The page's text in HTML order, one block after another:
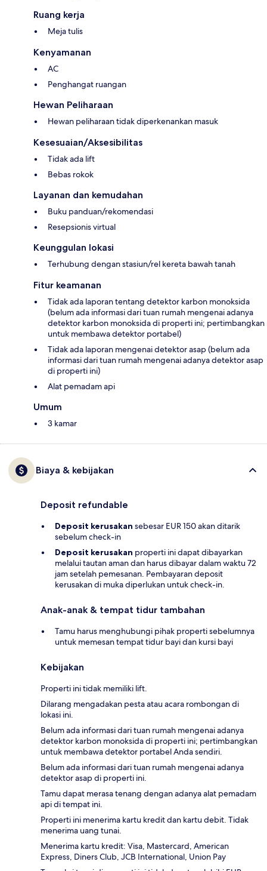
Ruang kerja
Meja tulis
Kenyamanan
AC
Penghangat ruangan
Hewan Peliharaan
Hewan peliharaan tidak diperkenankan masuk
Kesesuaian/Aksesibilitas
Tidak ada lift
Bebas rokok
Layanan dan kemudahan
Buku panduan/rekomendasi
Resepsionis virtual
Keunggulan lokasi
Terhubung dengan stasiun/rel kereta bawah tanah
Fitur keamanan
Tidak ada laporan tentang detektor karbon monoksida
(belum ada informasi dari tuan rumah mengenai adanya
detektor karbon monoksida di properti ini; pertimbangkan
untuk membawa detektor portabel)
Tidak ada laporan mengenai detektor asap (belum ada
informasi dari tuan rumah mengenai adanya detektor asap
di properti ini)
Alat pemadam api
Umum
3 kamar
Biaya & kebijakan
Deposit refundable
Deposit kerusakan sebesar EUR 150 akan ditarik
sebelum check-in
Deposit kerusakan properti ini dapat dibayarkan
melalui tautan aman dan harus dibayar dalam waktu 72
jam setelah pemesanan. Pembayaran deposit
kerusakan di muka diperlukan untuk check-in.
Anak-anak & tempat tidur tambahan
Tamu harus menghubungi pihak properti sebelumnya
untuk memesan tempat tidur bayi dan kursi bayi
Kebijakan
Properti ini tidak memiliki lift.
Dilarang mengadakan pesta atau acara rombongan di
lokasi ini.
Belum ada informasi dari tuan rumah mengenai adanya
detektor karbon monoksida di properti ini; pertimbangkan
untuk membawa detektor portabel Anda sendiri.
Belum ada informasi dari tuan rumah mengenai adanya
detektor asap di properti ini.
Tamu dapat merasa tenang dengan adanya alat pemadam
api di tempat ini.
Properti ini menerima kartu kredit dan kartu debit. Tidak
menerima uang tunai.
Menerima kartu kredit: Visa, Mastercard, American
Express, Diners Club, JCB International, Union Pay